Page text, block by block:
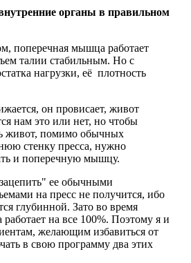
органы в правильном
поперечная мышца работает
талии стабильным. Но с
нагрузки, её плотность
он провисает, живот
нам это или нет, но чтобы
живот, помимо обычных
стенку пресса, нужно
и поперечную мышцу.
ее обычными
на пресс не получится, ибо
глубинной. Зато во время
на все 100%. Поэтому я и
желающим избавиться от
в свою программу два этих